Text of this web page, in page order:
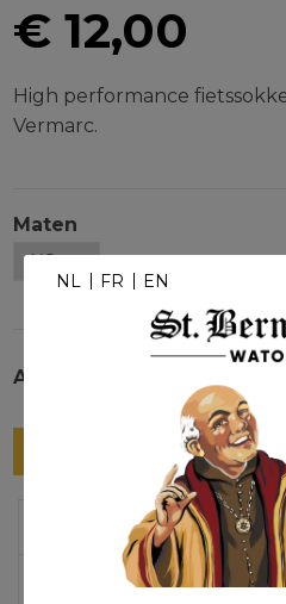
€ 12,00
High performance
Vermarc.
Maten
Aantal
In
Extra info over
Reviews
NL FR EN